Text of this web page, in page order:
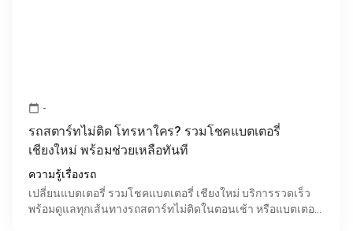
calendar_today -
รถสตาร์ทไม่ติด โทรหาใคร? รวมโชคแบตเตอรี่
เชียงใหม่ พร้อมช่วยเหลือทันที
ความรู้เรื่องรถ
เปลี่ยนแบตเตอรี่ รวมโชคแบตเตอรี่ เชียงใหม่ บริการรวดเร็ว
พร้อมดูแลทุกเส้นทางรถสตาร์ทไม่ติดในตอนเช้า หรือแบตเตอรี่